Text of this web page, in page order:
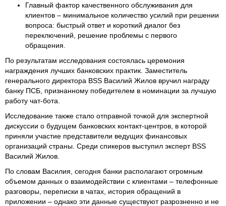
Главный фактор качественного обслуживания для
клиентов – минимальное количество усилий при решении
вопроса: быстрый ответ и короткий диалог без
переключений, решение проблемы с первого
обращения.
По результатам исследования состоялась церемония
награждения лучших банковских практик. Заместитель
генерального директора BSS Василий Жилов вручил награду
банку ПСБ, признанному победителем в номинации за лучшую
работу чат-бота.
Исследование также стало отправной точкой для экспертной
дискуссии о будущем банковских контакт-центров, в которой
приняли участие представители ведущих финансовых
организаций страны. Среди спикеров выступил эксперт BSS
Василий Жилов.
По словам Василия, сегодня банки располагают огромным
объемом данных о взаимодействии с клиентами – телефонные
разговоры, переписки в чатах, история обращений в
приложении – однако эти данные существуют разрозненно и не